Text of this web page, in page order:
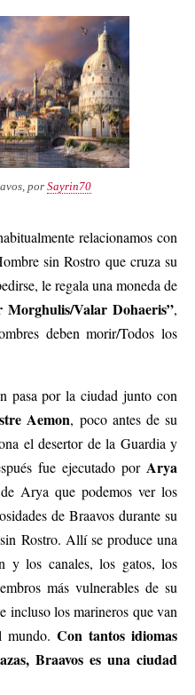
por Sayrin70
relacionamos con
sin Rostro que cruza su
le regala una moneda de
Morghulis/Valar Dohaeris”,
deben morir/Todos los
pasa por la ciudad junto con
Aemon, poco antes de su
el desertor de la Guardia y
fue ejecutado por Arya
Arya que podemos ver los
de Braavos durante su
Rostro. Allí se produce una
y los canales, los gatos, los
más vulnerables de su
incluso los marineros que van
mundo. Con tantos idiomas
Braavos es una ciudad